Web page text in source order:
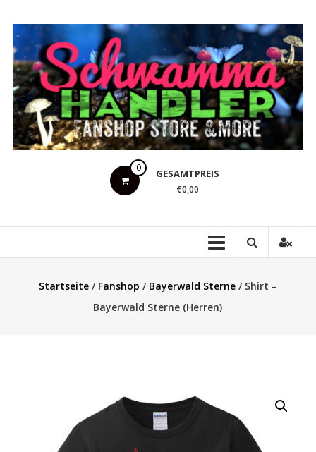
Inhalt
springen
Schwammahandler
0 GESAMTPREIS
€0,00
Startseite/ Fanshop / Bayerwald Sterne/ Shirt –
Bayerwald Sterne (Herren)